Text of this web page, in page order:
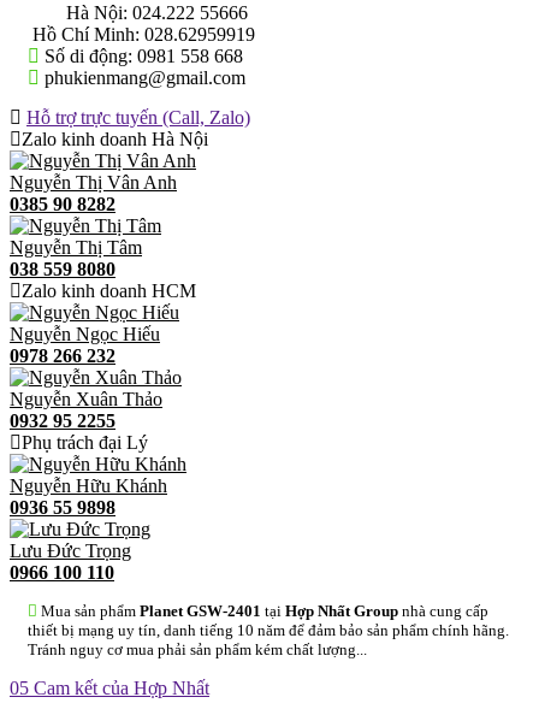
Hà Nội: 024.222 55666
Hồ Chí Minh: 028.62959919
Số di động: 0981 558 668
phukienmang@gmail.com
Hỗ trợ trực tuyến (Call, Zalo)
Zalo kinh doanh Hà Nội
Nguyễn Thị Vân Anh
0385 90 8282
Nguyễn Thị Tâm
038 559 8080
Zalo kinh doanh HCM
Nguyễn Ngọc Hiếu
0978 266 232
Nguyễn Xuân Thảo
0932 95 2255
Phụ trách đại Lý
Nguyễn Hữu Khánh
0936 55 9898
Lưu Đức Trọng
0966 100 110
Mua sản phẩm Planet GSW-2401 tại Hợp Nhất Group nhà cung cấp
thiết bị mạng uy tín, danh tiếng 10 năm để đảm bảo sản phẩm chính hãng.
Tránh nguy cơ mua phải sản phẩm kém chất lượng...
05 Cam kết của Hợp Nhất